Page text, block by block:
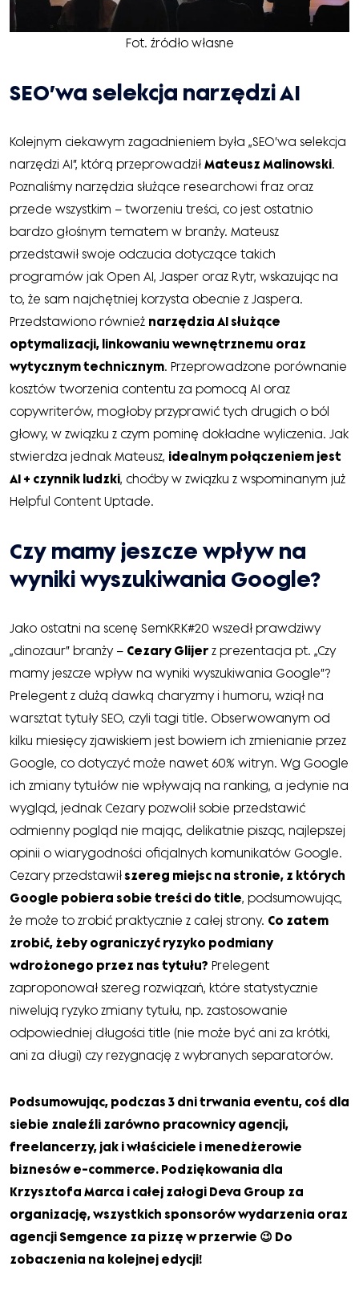
Fot. źródło własne
SEO’wa selekcja narzędzi AI
Kolejnym ciekawym zagadnieniem była „SEO’wa selekcja
narzędzi AI”, którą przeprowadził Mateusz Malinowski.
Poznaliśmy narzędzia służące researchowi fraz oraz
przede wszystkim – tworzeniu treści, co jest ostatnio
bardzo głośnym tematem w branży. Mateusz
przedstawił swoje odczucia dotyczące takich
programów jak Open AI, Jasper oraz Rytr, wskazując na
to, że sam najchętniej korzysta obecnie z Jaspera.
Przedstawiono również narzędzia AI służące
optymalizacji, linkowaniu wewnętrznemu oraz
wytycznym technicznym. Przeprowadzone porównanie
kosztów tworzenia contentu za pomocą AI oraz
copywriterów, mogłoby przyprawić tych drugich o ból
głowy, w związku z czym pominę dokładne wyliczenia. Jak
stwierdza jednak Mateusz, idealnym połączeniem jest
AI + czynnik ludzki, choćby w związku z wspominanym już
Helpful Content Uptade.
Czy mamy jeszcze wpływ na
wyniki wyszukiwania Google?
Jako ostatni na scenę SemKRK#20 wszedł prawdziwy
„dinozaur” branży – Cezary Glijer z prezentacja pt. „Czy
mamy jeszcze wpływ na wyniki wyszukiwania Google”?
Prelegent z dużą dawką charyzmy i humoru, wziął na
warsztat tytuły SEO, czyli tagi title. Obserwowanym od
kilku miesięcy zjawiskiem jest bowiem ich zmienianie przez
Google, co dotyczyć może nawet 60% witryn. Wg Google
ich zmiany tytułów nie wpływają na ranking, a jedynie na
wygląd, jednak Cezary pozwolił sobie przedstawić
odmienny pogląd nie mając, delikatnie pisząc, najlepszej
opinii o wiarygodności oficjalnych komunikatów Google.
Cezary przedstawiłszereg miejsc na stronie, z których
Google pobiera sobie treści do title, podsumowując,
że może to zrobić praktycznie z całej strony. Co zatem
zrobić, żeby ograniczyć ryzyko podmiany
wdrożonego przez nas tytułu? Prelegent
zaproponował szereg rozwiązań, które statystycznie
niwelują ryzyko zmiany tytułu, np. zastosowanie
odpowiedniej długości title (nie może być ani za krótki,
ani za długi) czy rezygnację z wybranych separatorów.
Podsumowując, podczas 3 dni trwania eventu, coś dla
siebie znaleźli zarówno pracownicy agencji,
freelancerzy, jak i właściciele i menedżerowie
biznesów e-commerce. Podziękowania dla
Krzysztofa Marca i całej załogi Deva Group za
organizację, wszystkich sponsorów wydarzenia oraz
agencji Semgence za pizzę w przerwie 😉 Do
zobaczenia na kolejnej edycji!